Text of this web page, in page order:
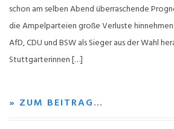
schon am selben Abend überraschende
die Ampelparteien große Verluste
AfD, CDU und BSW als Sieger aus der Wahl
Stuttgarterinnen […]
» ZUM BEITRAG…